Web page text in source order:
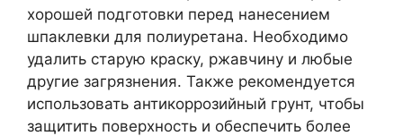
хорошей подготовки перед нанесением
шпаклевки для полиуретана. Необходимо
удалить старую краску, ржавчину и любые
другие загрязнения. Также рекомендуется
использовать антикоррозийный грунт, чтобы
защитить поверхность и обеспечить более